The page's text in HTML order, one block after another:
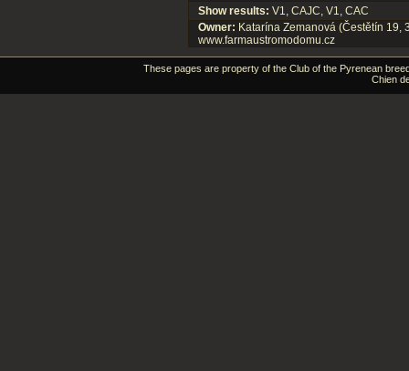
Show results: V1, CAJC, V1, CAC
Owner: Katarína Zemanová (Čestětín 19,
www.farmaustromodomu.cz
These pages are property of the Club of the Pyrenean
Chien